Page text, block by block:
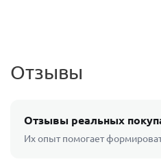
Отзывы
Отзывы реальных
Их опыт помогает